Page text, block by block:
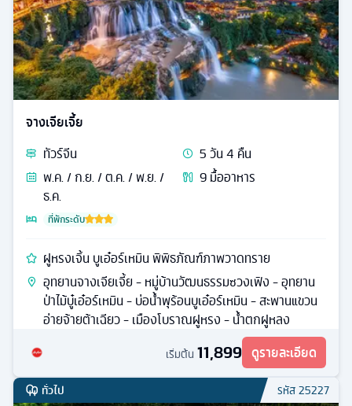
จางเจียเจี้ย
ทัวร์จีน 5วัน4 คืน
พ.ค. / ก.ย. / ต.ค. / พ.ย. /
ธ.ค.
9มื้ออาหาร
ที่พักระดับ
ฝูหรงเจิ้น บูเอ๋อร์เหมิน พิพิธภัณฑ์ภาพวาดทราย
อุทยานจางเจียเจี้ย - หมู่บ้านวัฒนธรรมซวงเฟิง - อุทยาน
ป่าไม้บู๋เอ๋อร์เหมิน - บ่อน้ำพุร้อนบูเอ๋อร์เหมิน - สะพานแขวน
อ่ายจ้ายต้าเฉียว - เมืองโบราณฝูหรง - น้ำตกฝูหลง
เริ่มต้น 11,899 ดูรายละเอียด
ทั่วไป รหัส25227